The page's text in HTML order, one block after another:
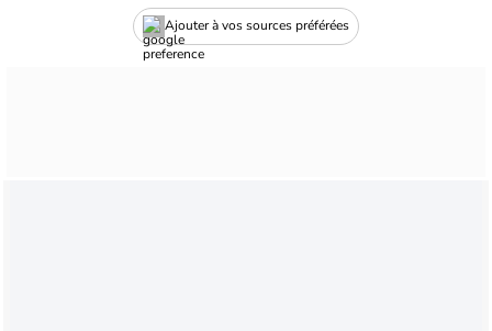
Ajouter à vos sources préférées